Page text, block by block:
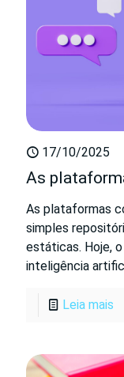
17/10/2025
As
As plataformas
simples
estáticas. Hoje,
inteligência
Leia mais